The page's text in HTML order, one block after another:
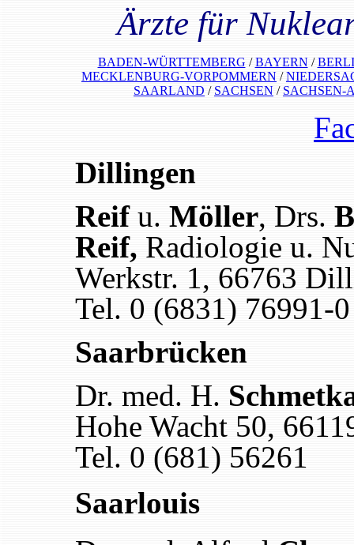
Ärzte für
BADEN-WÜRTTEMBERG /BAYERN /
MECKLENBURG-VORPOMMERN /
SAARLAND / SACHSEN / SACHSEN-
Dillingen
Reifu. Möller, Drs.
Reif, Radiologie u.
Werkstr. 1, 66763
Tel. 0 (6831) 76991-0
Saarbrücken
Dr. med. H.
Hohe Wacht 50,
Tel. 0 (681) 56261
Saarlouis